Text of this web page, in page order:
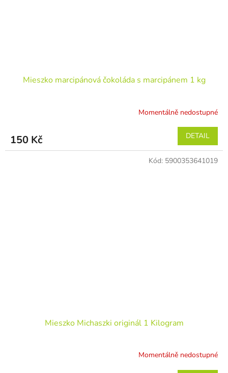
Mieszko marcipánová čokoláda s marcipánem 1 kg
Momentálně nedostupné
150 Kč DETAIL
Mieszko Michaszki originál 1 Kilogram
Momentálně nedostupné
Kód: 5900353641019